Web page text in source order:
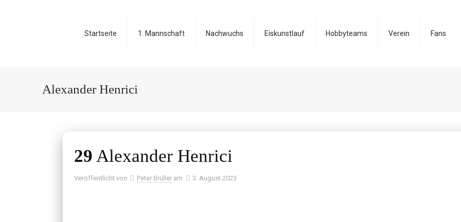
Startseite 1. Mannschaft Nachwuchs Eiskunstlauf Hobbyteams Verein Fans
Alexander Henrici
29 Alexander Henrici
Veröffentlicht von Peter Brüller am 3. August 2023